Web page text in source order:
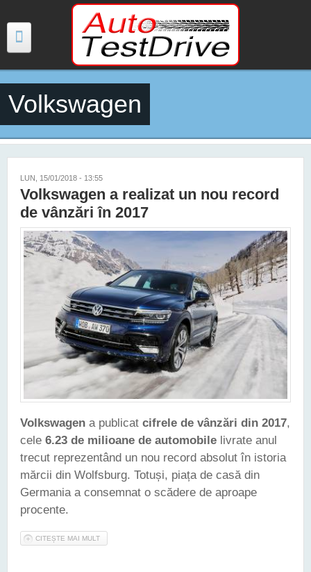
Mergi la conţinutul principal
TESTE
ŞTIRI
VIDEO
PREȚURI MODELE NOI
MAȘINI ELECTRICE ȘI HIBRID
CONTACT
Volkswagen
LUN, 15/01/2018 - 13:55
Volkswagen a realizat un nou record
de vânzări în 2017
Volkswagen a publicat cifrele de vânzări din 2017,
cele 6.23 de milioane de automobile livrate anul
trecut reprezentând un nou record absolut în istoria
mărcii din Wolfsburg. Totuși, piața de casă din
Germania a consemnat o scădere de aproape
procente.
CITEȘTE MAI MULT